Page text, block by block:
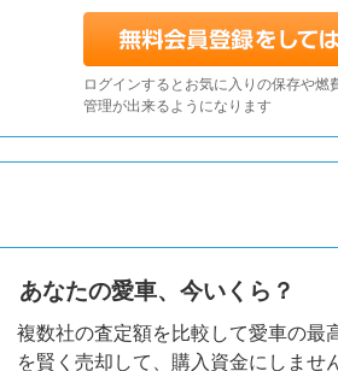
ログインするとお気に入りの保存や燃
管理が出来るようになります
あなたの愛車、今いくら？
複数社の査定額を比較して愛車の最
を賢く売却して、購入資金にしませ